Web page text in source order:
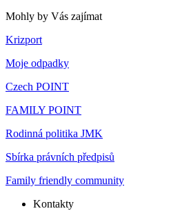
Mohly by Vás zajímat
Krizport
Moje odpadky
Czech POINT
FAMILY POINT
Rodinná politika JMK
Sbírka právních předpisů
Family friendly community
Kontakty